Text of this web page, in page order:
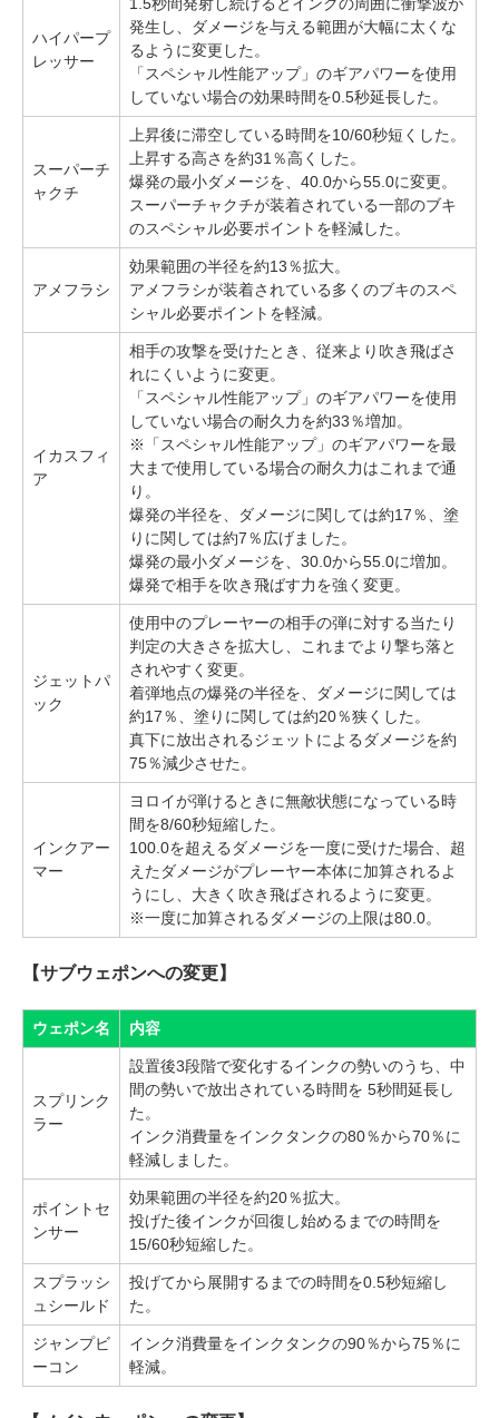
ハイパープ
レッサー
1.5秒間発射し続けるとインクの周囲に衝撃波が
発生し、ダメージを与える範囲が大幅に太くな
るように変更した。
「スペシャル性能アップ」のギアパワーを使用
していない場合の効果時間を0.5秒延長した。
スーパーチ
ャクチ
上昇後に滞空している時間を10/60秒短くした。
上昇する高さを約31％高くした。
爆発の最小ダメージを、40.0から55.0に変更。
スーパーチャクチが装着されている一部のブキ
のスペシャル必要ポイントを軽減した。
アメフラシ
効果範囲の半径を約13％拡大。
アメフラシが装着されている多くのブキのスペ
シャル必要ポイントを軽減。
イカスフィ
ア
相手の攻撃を受けたとき、従来より吹き飛ばさ
れにくいように変更。
「スペシャル性能アップ」のギアパワーを使用
していない場合の耐久力を約33％増加。
※「スペシャル性能アップ」のギアパワーを最
大まで使用している場合の耐久力はこれまで通
り。
爆発の半径を、ダメージに関しては約17％、塗
りに関しては約7％広げました。
爆発の最小ダメージを、30.0から55.0に増加。
爆発で相手を吹き飛ばす力を強く変更。
ジェットパ
ック
使用中のプレーヤーの相手の弾に対する当たり
判定の大きさを拡大し、これまでより撃ち落と
されやすく変更。
着弾地点の爆発の半径を、ダメージに関しては
約17％、塗りに関しては約20％狭くした。
真下に放出されるジェットによるダメージを約
75％減少させた。
インクアー
マー
ヨロイが弾けるときに無敵状態になっている時
間を8/60秒短縮した。
100.0を超えるダメージを一度に受けた場合、超
えたダメージがプレーヤー本体に加算されるよ
うにし、大きく吹き飛ばされるように変更。
※一度に加算されるダメージの上限は80.0。
【サブウェポンへの変更】
ウェポン名 内容
スプリンク
ラー
設置後3段階で変化するインクの勢いのうち、中
間の勢いで放出されている時間を 5秒間延長し
た。
インク消費量をインクタンクの80％から70％に
軽減しました。
ポイントセ
ンサー
効果範囲の半径を約20％拡大。
投げた後インクが回復し始めるまでの時間を
15/60秒短縮した。
スプラッシ
ュシールド
投げてから展開するまでの時間を0.5秒短縮し
た。
ジャンプビ
ーコン
インク消費量をインクタンクの90％から75％に
軽減。